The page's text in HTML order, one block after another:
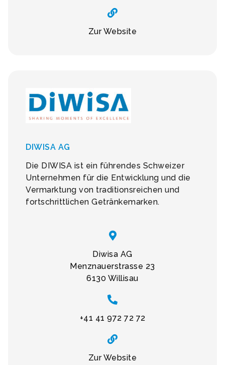
Zur Website
DIWISA AG
Die DIWISA ist ein führendes Schweizer
Unternehmen für die Entwicklung und die
Vermarktung von traditionsreichen und
fortschrittlichen Getränkemarken.
Diwisa AG
Menznauerstrasse 23
6130 Willisau
+41 41 972 72 72
Zur Website